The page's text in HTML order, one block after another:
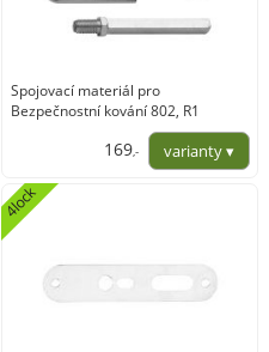
Spojovací materiál pro
Bezpečnostní kování 802, R1
169,-
4lock